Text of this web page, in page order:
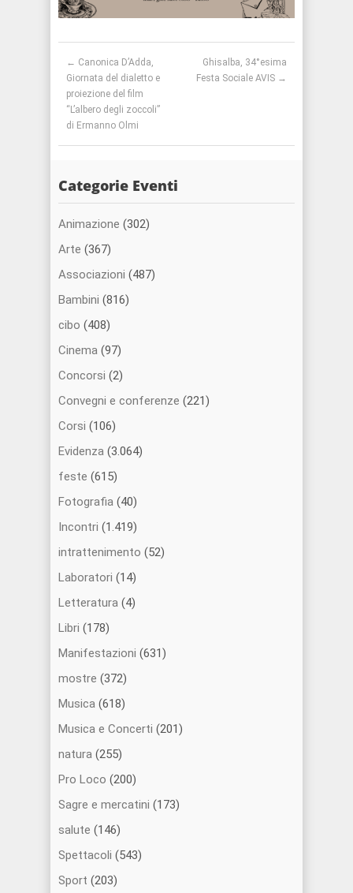
← Canonica D’Adda,
Giornata del dialetto e
proiezione del film
“L’albero degli zoccoli”
di Ermanno Olmi
Ghisalba, 34°esima
Festa Sociale AVIS →
Categorie Eventi
Animazione (302)
Arte (367)
Associazioni (487)
Bambini (816)
cibo (408)
Cinema (97)
Concorsi (2)
Convegni e conferenze (221)
Corsi (106)
Evidenza (3.064)
feste (615)
Fotografia (40)
Incontri (1.419)
intrattenimento (52)
Laboratori (14)
Letteratura (4)
Libri (178)
Manifestazioni (631)
mostre (372)
Musica (618)
Musica e Concerti (201)
natura (255)
Pro Loco (200)
Sagre e mercatini (173)
salute (146)
Spettacoli (543)
Sport (203)